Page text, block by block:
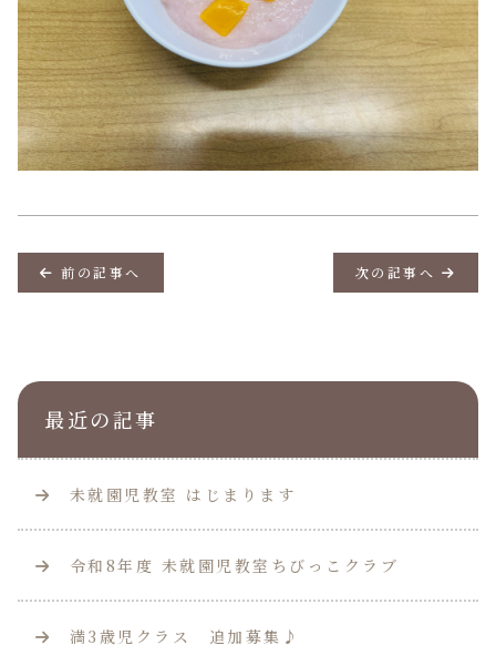
前の記事へ 次の記事へ
最近の記事
未就園児教室 はじまります
令和8年度 未就園児教室ちびっこクラブ
満3歳児クラス 追加募集♪